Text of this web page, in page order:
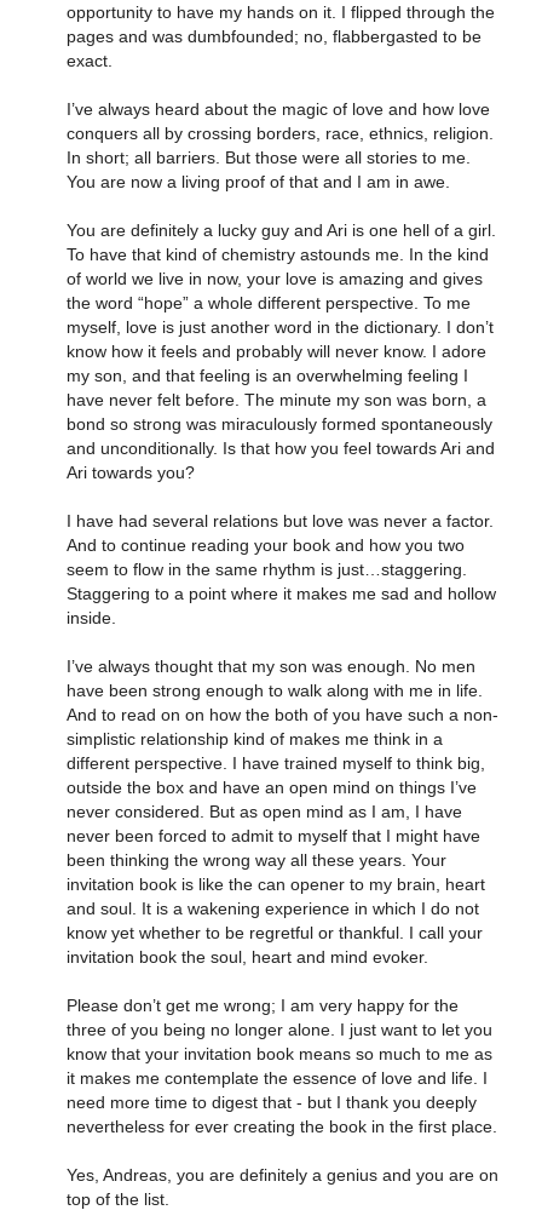
opportunity to have my hands on it. I flipped through the
pages and was dumbfounded; no, flabbergasted to be
exact.
I’ve always heard about the magic of love and how love
conquers all by crossing borders, race, ethnics, religion.
In short; all barriers. But those were all stories to me.
You are now a living proof of that and I am in awe.
You are definitely a lucky guy and Ari is one hell of a girl.
To have that kind of chemistry astounds me. In the kind
of world we live in now, your love is amazing and gives
the word “hope” a whole different perspective. To me
myself, love is just another word in the dictionary. I don’t
know how it feels and probably will never know. I adore
my son, and that feeling is an overwhelming feeling I
have never felt before. The minute my son was born, a
bond so strong was miraculously formed spontaneously
and unconditionally. Is that how you feel towards Ari and
Ari towards you?
I have had several relations but love was never a factor.
And to continue reading your book and how you two
seem to flow in the same rhythm is just…staggering.
Staggering to a point where it makes me sad and hollow
inside.
I’ve always thought that my son was enough. No men
have been strong enough to walk along with me in life.
And to read on on how the both of you have such a non-
simplistic relationship kind of makes me think in a
different perspective. I have trained myself to think big,
outside the box and have an open mind on things I’ve
never considered. But as open mind as I am, I have
never been forced to admit to myself that I might have
been thinking the wrong way all these years. Your
invitation book is like the can opener to my brain, heart
and soul. It is a wakening experience in which I do not
know yet whether to be regretful or thankful. I call your
invitation book the soul, heart and mind evoker.
Please don’t get me wrong; I am very happy for the
three of you being no longer alone. I just want to let you
know that your invitation book means so much to me as
it makes me contemplate the essence of love and life. I
need more time to digest that - but I thank you deeply
nevertheless for ever creating the book in the first place.
Yes, Andreas, you are definitely a genius and you are on
top of the list.